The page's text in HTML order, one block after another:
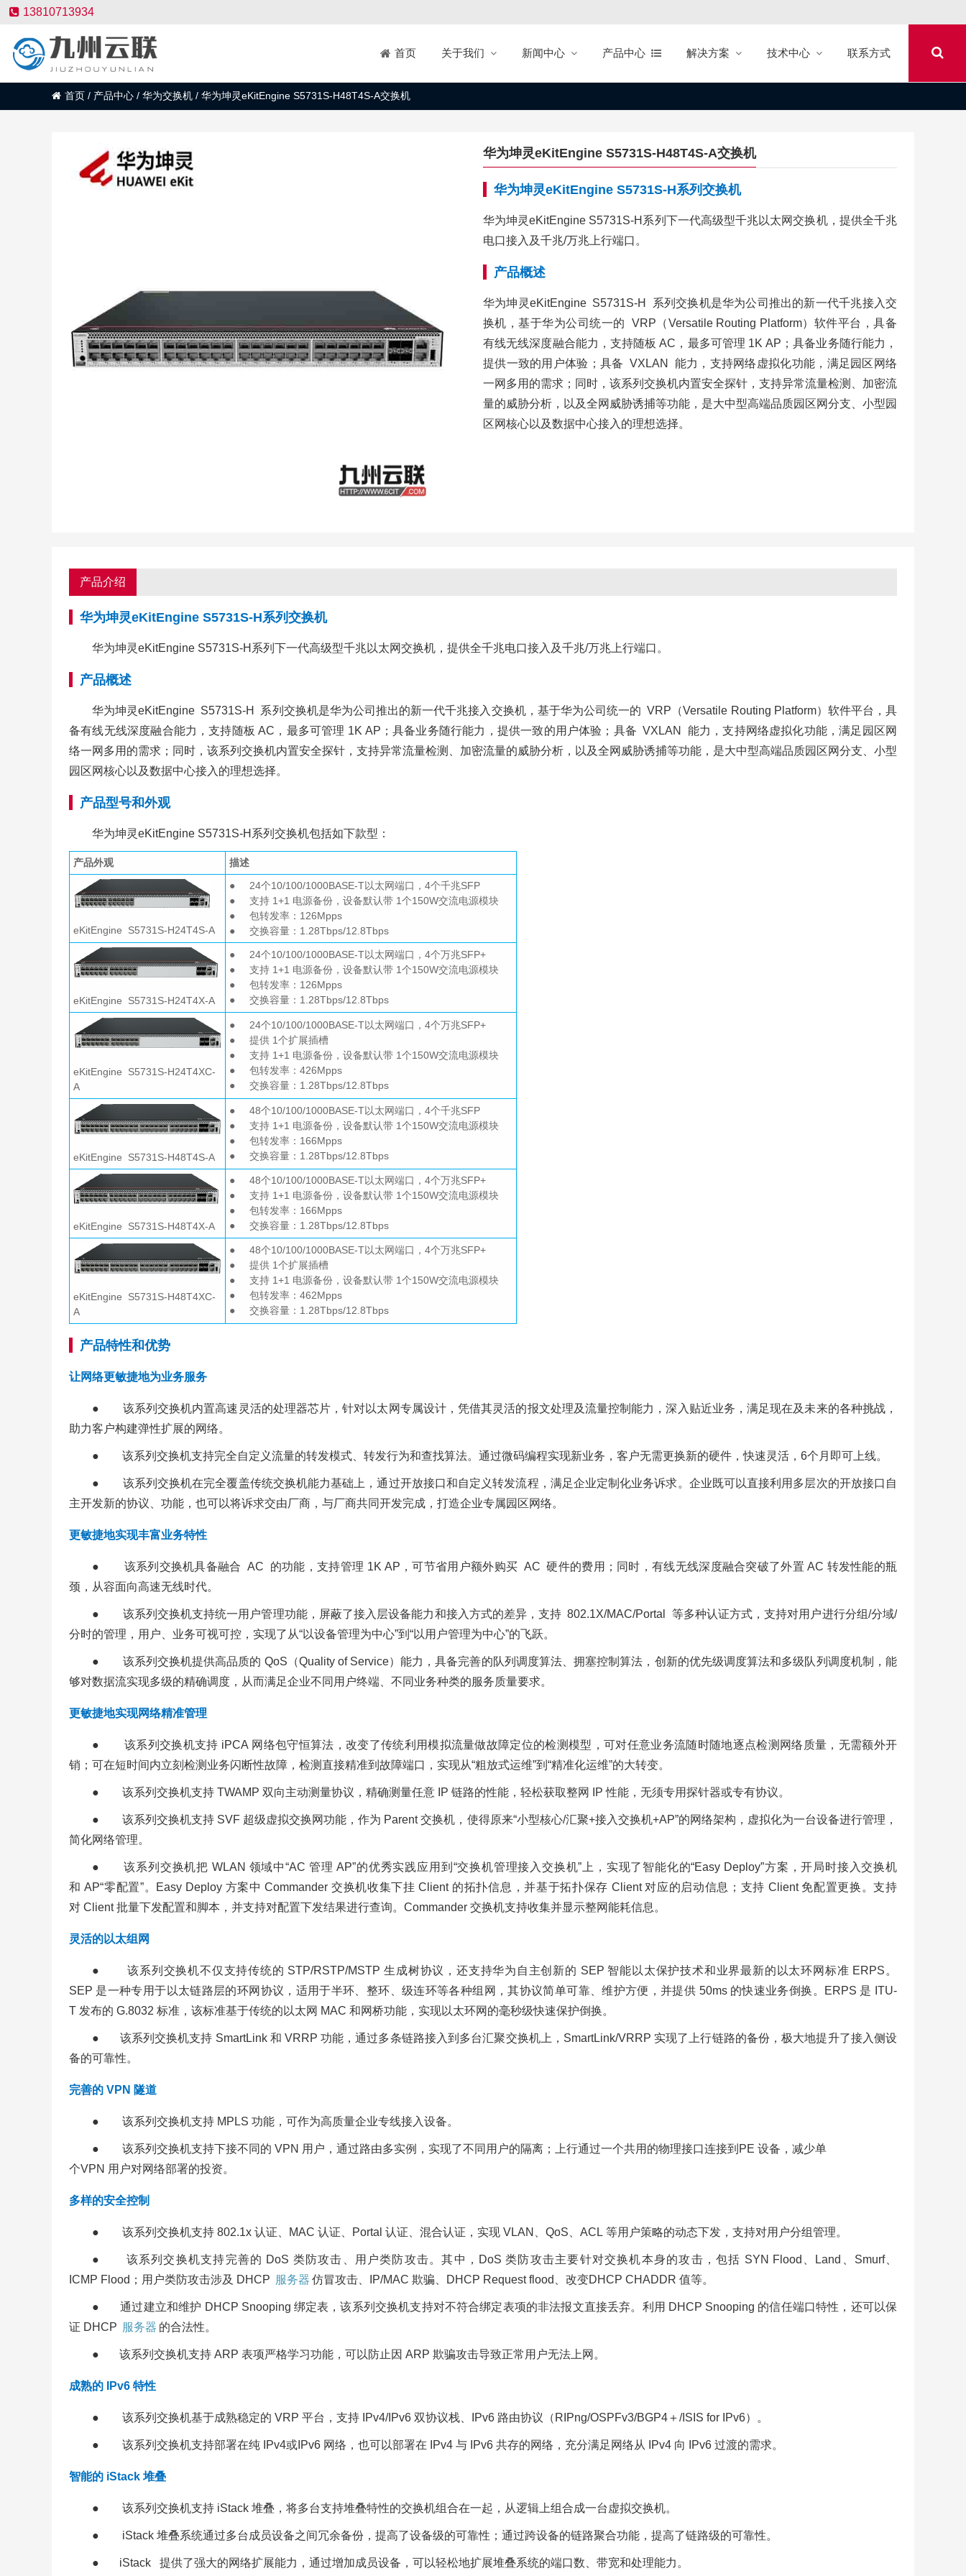
13810713934
首页 关于我们 新闻中心 产品中心 解决方案 技术中心 联系方式
首页 / 产品中心 / 华为交换机 / 华为坤灵eKitEngine S5731S-H48T4S-A交换机
华为坤灵eKitEngine S5731S-H48T4S-A交换机
华为坤灵eKitEngine S5731S-H系列交换机
华为坤灵eKitEngine S5731S-H系列下一代高级型千兆以太网交换机，提供全千兆
电口接入及千兆/万兆上行端口。
产品概述
华为坤灵eKitEngine S5731S-H 系列交换机是华为公司推出的新一代千兆接入交
换机，基于华为公司统一的 VRP（Versatile Routing Platform）软件平台，具备
有线无线深度融合能力，支持随板 AC，最多可管理 1K AP；具备业务随行能力，
提供一致的用户体验；具备 VXLAN 能力，支持网络虚拟化功能，满足园区网络
一网多用的需求；同时，该系列交换机内置安全探针，支持异常流量检测、加密流
量的威胁分析，以及全网威胁诱捕等功能，是大中型高端品质园区网分支、小型园
区网核心以及数据中心接入的理想选择。
产品介绍
华为坤灵eKitEngine S5731S-H系列交换机
华为坤灵eKitEngine S5731S-H系列下一代高级型千兆以太网交换机，提供全千兆电口接入及千兆/万兆上行端口。
产品概述
华为坤灵eKitEngine S5731S-H 系列交换机是华为公司推出的新一代千兆接入交换机，基于华为公司统一的 VRP（Versatile Routing Platform）软件平台，具
备有线无线深度融合能力，支持随板 AC，最多可管理 1K AP；具备业务随行能力，提供一致的用户体验；具备 VXLAN 能力，支持网络虚拟化功能，满足园区网
络一网多用的需求；同时，该系列交换机内置安全探针，支持异常流量检测、加密流量的威胁分析，以及全网威胁诱捕等功能，是大中型高端品质园区网分支、小型
园区网核心以及数据中心接入的理想选择。
产品型号和外观
华为坤灵eKitEngine S5731S-H系列交换机包括如下款型：
产品外观 描述
eKitEngine S5731S-H24T4S-A
● 24个10/100/1000BASE-T以太网端口，4个千兆SFP
● 支持 1+1 电源备份，设备默认带 1个150W交流电源模块
● 包转发率：126Mpps
● 交换容量：1.28Tbps/12.8Tbps
eKitEngine S5731S-H24T4X-A
● 24个10/100/1000BASE-T以太网端口，4个万兆SFP+
● 支持 1+1 电源备份，设备默认带 1个150W交流电源模块
● 包转发率：126Mpps
● 交换容量：1.28Tbps/12.8Tbps
eKitEngine S5731S-H24T4XC-
A
● 24个10/100/1000BASE-T以太网端口，4个万兆SFP+
● 提供 1个扩展插槽
● 支持 1+1 电源备份，设备默认带 1个150W交流电源模块
● 包转发率：426Mpps
● 交换容量：1.28Tbps/12.8Tbps
eKitEngine S5731S-H48T4S-A
● 48个10/100/1000BASE-T以太网端口，4个千兆SFP
● 支持 1+1 电源备份，设备默认带 1个150W交流电源模块
● 包转发率：166Mpps
● 交换容量：1.28Tbps/12.8Tbps
eKitEngine S5731S-H48T4X-A
● 48个10/100/1000BASE-T以太网端口，4个万兆SFP+
● 支持 1+1 电源备份，设备默认带 1个150W交流电源模块
● 包转发率：166Mpps
● 交换容量：1.28Tbps/12.8Tbps
eKitEngine S5731S-H48T4XC-
A
● 48个10/100/1000BASE-T以太网端口，4个万兆SFP+
● 提供 1个扩展插槽
● 支持 1+1 电源备份，设备默认带 1个150W交流电源模块
● 包转发率：462Mpps
● 交换容量：1.28Tbps/12.8Tbps
产品特性和优势
让网络更敏捷地为业务服务
● 该系列交换机内置高速灵活的处理器芯片，针对以太网专属设计，凭借其灵活的报文处理及流量控制能力，深入贴近业务，满足现在及未来的各种挑战，
助力客户构建弹性扩展的网络。
● 该系列交换机支持完全自定义流量的转发模式、转发行为和查找算法。通过微码编程实现新业务，客户无需更换新的硬件，快速灵活，6个月即可上线。
● 该系列交换机在完全覆盖传统交换机能力基础上，通过开放接口和自定义转发流程，满足企业定制化业务诉求。企业既可以直接利用多层次的开放接口自
主开发新的协议、功能，也可以将诉求交由厂商，与厂商共同开发完成，打造企业专属园区网络。
更敏捷地实现丰富业务特性
● 该系列交换机具备融合 AC 的功能，支持管理 1K AP，可节省用户额外购买 AC 硬件的费用；同时，有线无线深度融合突破了外置 AC 转发性能的瓶
颈，从容面向高速无线时代。
● 该系列交换机支持统一用户管理功能，屏蔽了接入层设备能力和接入方式的差异，支持 802.1X/MAC/Portal 等多种认证方式，支持对用户进行分组/分域/
分时的管理，用户、业务可视可控，实现了从“以设备管理为中心”到“以用户管理为中心”的飞跃。
● 该系列交换机提供高品质的 QoS（Quality of Service）能力，具备完善的队列调度算法、拥塞控制算法，创新的优先级调度算法和多级队列调度机制，能
够对数据流实现多级的精确调度，从而满足企业不同用户终端、不同业务种类的服务质量要求。
更敏捷地实现网络精准管理
● 该系列交换机支持 iPCA 网络包守恒算法，改变了传统利用模拟流量做故障定位的检测模型，可对任意业务流随时随地逐点检测网络质量，无需额外开
销；可在短时间内立刻检测业务闪断性故障，检测直接精准到故障端口，实现从“粗放式运维”到“精准化运维”的大转变。
● 该系列交换机支持 TWAMP 双向主动测量协议，精确测量任意 IP 链路的性能，轻松获取整网 IP 性能，无须专用探针器或专有协议。
● 该系列交换机支持 SVF 超级虚拟交换网功能，作为 Parent 交换机，使得原来“小型核心/汇聚+接入交换机+AP”的网络架构，虚拟化为一台设备进行管理，
简化网络管理。
● 该系列交换机把 WLAN 领域中“AC 管理 AP”的优秀实践应用到“交换机管理接入交换机”上，实现了智能化的“Easy Deploy”方案，开局时接入交换机
和 AP“零配置”。Easy Deploy 方案中 Commander 交换机收集下挂 Client 的拓扑信息，并基于拓扑保存 Client 对应的启动信息；支持 Client 免配置更换。支持
对 Client 批量下发配置和脚本，并支持对配置下发结果进行查询。Commander 交换机支持收集并显示整网能耗信息。
灵活的以太组网
● 该系列交换机不仅支持传统的 STP/RSTP/MSTP 生成树协议，还支持华为自主创新的 SEP 智能以太保护技术和业界最新的以太环网标准 ERPS。
SEP 是一种专用于以太链路层的环网协议，适用于半环、整环、级连环等各种组网，其协议简单可靠、维护方便，并提供 50ms 的快速业务倒换。ERPS 是 ITU-
T 发布的 G.8032 标准，该标准基于传统的以太网 MAC 和网桥功能，实现以太环网的毫秒级快速保护倒换。
● 该系列交换机支持 SmartLink 和 VRRP 功能，通过多条链路接入到多台汇聚交换机上，SmartLink/VRRP 实现了上行链路的备份，极大地提升了接入侧设
备的可靠性。
完善的 VPN 隧道
● 该系列交换机支持 MPLS 功能，可作为高质量企业专线接入设备。
● 该系列交换机支持下接不同的 VPN 用户，通过路由多实例，实现了不同用户的隔离；上行通过一个共用的物理接口连接到PE 设备，减少单
个VPN 用户对网络部署的投资。
多样的安全控制
● 该系列交换机支持 802.1x 认证、MAC 认证、Portal 认证、混合认证，实现 VLAN、QoS、ACL 等用户策略的动态下发，支持对用户分组管理。
● 该系列交换机支持完善的 DoS 类防攻击、用户类防攻击。其中，DoS 类防攻击主要针对交换机本身的攻击，包括 SYN Flood、Land、Smurf、
ICMP Flood；用户类防攻击涉及 DHCP 服务器 仿冒攻击、IP/MAC 欺骗、DHCP Request flood、改变DHCP CHADDR 值等。
● 通过建立和维护 DHCP Snooping 绑定表，该系列交换机支持对不符合绑定表项的非法报文直接丢弃。利用 DHCP Snooping 的信任端口特性，还可以保
证 DHCP 服务器 的合法性。
● 该系列交换机支持 ARP 表项严格学习功能，可以防止因 ARP 欺骗攻击导致正常用户无法上网。
成熟的 IPv6 特性
● 该系列交换机基于成熟稳定的 VRP 平台，支持 IPv4/IPv6 双协议栈、IPv6 路由协议（RIPng/OSPFv3/BGP4＋/ISIS for IPv6）。
● 该系列交换机支持部署在纯 IPv4或IPv6 网络，也可以部署在 IPv4 与 IPv6 共存的网络，充分满足网络从 IPv4 向 IPv6 过渡的需求。
智能的 iStack 堆叠
● 该系列交换机支持 iStack 堆叠，将多台支持堆叠特性的交换机组合在一起，从逻辑上组合成一台虚拟交换机。
● iStack 堆叠系统通过多台成员设备之间冗余备份，提高了设备级的可靠性；通过跨设备的链路聚合功能，提高了链路级的可靠性。
● iStack 提供了强大的网络扩展能力，通过增加成员设备，可以轻松地扩展堆叠系统的端口数、带宽和处理能力。